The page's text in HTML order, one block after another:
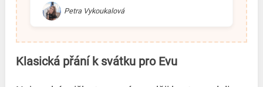
Petra Vykoukalová
Klasická přání k svátku pro Evu